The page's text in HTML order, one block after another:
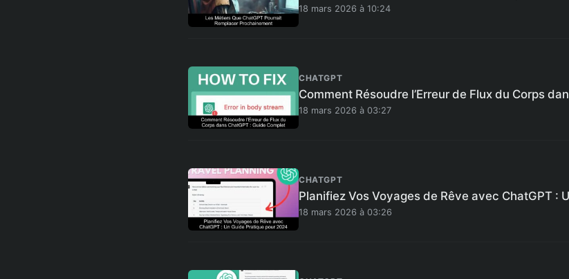
18 mars 2026 à 10:24
CHATGPT
Comment Résoudre l’Erreur de Flux du Corps
18 mars 2026 à 03:27
CHATGPT
Planifiez Vos Voyages de Rêve avec ChatGPT :
18 mars 2026 à 03:26